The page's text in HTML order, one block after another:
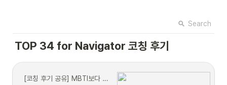
Search
TOP 34 for Navigator 코칭 후기
[코칭 후기 공유] MBTI보다 더 정확한 갤럽(gallup) 강점검사 후기 (ft.오늘님)